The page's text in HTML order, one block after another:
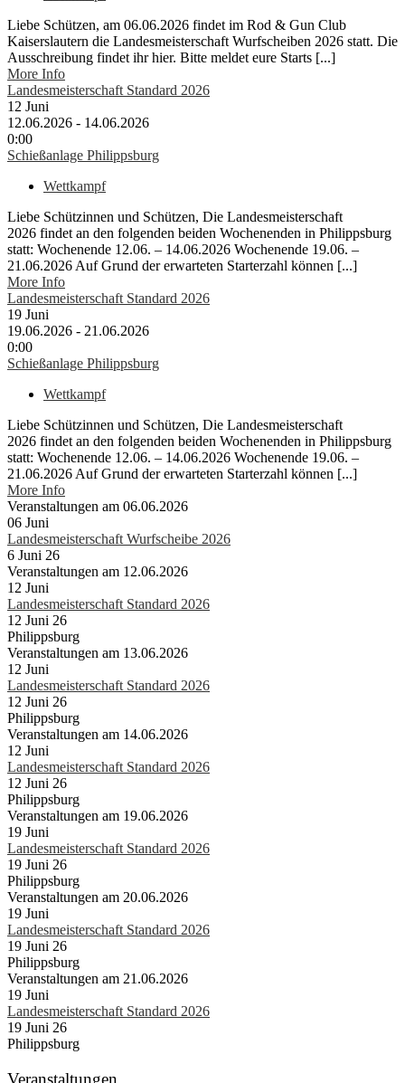
Liebe Schützen, am 06.06.2026 findet im Rod & Gun Club
Kaiserslautern die Landesmeisterschaft Wurfscheiben 2026 statt. Die
Ausschreibung findet ihr hier. Bitte meldet eure Starts [...]
More Info
Landesmeisterschaft Standard 2026
12 Juni
12.06.2026 - 14.06.2026
0:00
Schießanlage Philippsburg
Wettkampf
Liebe Schützinnen und Schützen, Die Landesmeisterschaft
2026 findet an den folgenden beiden Wochenenden in Philippsburg
statt: Wochenende 12.06. – 14.06.2026 Wochenende 19.06. –
21.06.2026 Auf Grund der erwarteten Starterzahl können [...]
More Info
Landesmeisterschaft Standard 2026
19 Juni
19.06.2026 - 21.06.2026
0:00
Schießanlage Philippsburg
Wettkampf
Liebe Schützinnen und Schützen, Die Landesmeisterschaft
2026 findet an den folgenden beiden Wochenenden in Philippsburg
statt: Wochenende 12.06. – 14.06.2026 Wochenende 19.06. –
21.06.2026 Auf Grund der erwarteten Starterzahl können [...]
More Info
Veranstaltungen am 06.06.2026
06 Juni
Landesmeisterschaft Wurfscheibe 2026
6 Juni 26
Veranstaltungen am 12.06.2026
12 Juni
Landesmeisterschaft Standard 2026
12 Juni 26
Philippsburg
Veranstaltungen am 13.06.2026
12 Juni
Landesmeisterschaft Standard 2026
12 Juni 26
Philippsburg
Veranstaltungen am 14.06.2026
12 Juni
Landesmeisterschaft Standard 2026
12 Juni 26
Philippsburg
Veranstaltungen am 19.06.2026
19 Juni
Landesmeisterschaft Standard 2026
19 Juni 26
Philippsburg
Veranstaltungen am 20.06.2026
19 Juni
Landesmeisterschaft Standard 2026
19 Juni 26
Philippsburg
Veranstaltungen am 21.06.2026
19 Juni
Landesmeisterschaft Standard 2026
19 Juni 26
Philippsburg
Veranstaltungen